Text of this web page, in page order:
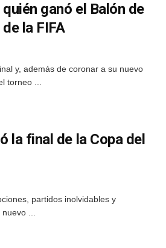
ganó el Balón de
la FIFA
y, además de coronar a su nuevo
torneo ...
la final de la Copa del
partidos inolvidables y
...